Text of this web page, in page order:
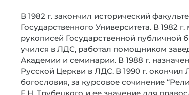
В 1982 г. закончил исторический
Государственного Университета. В 1982
рукописей Государственной публичной
учился в ЛДС, работал помощником
Академии и семинарии. В 1988 г.
Русской Церкви в ЛДС. В 1990 г. окончил
богословия, за курсовое сочинение